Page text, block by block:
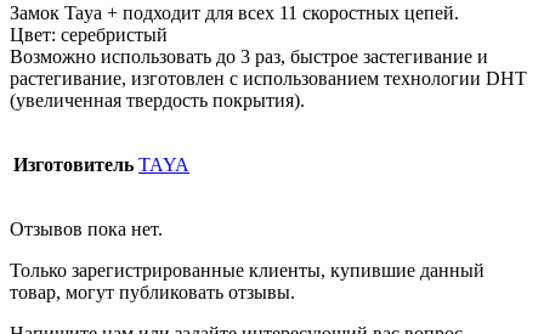
Замок Taya + подходит для всех 11 скоростных цепей.
Цвет: серебристый
Возможно использовать до 3 раз, быстрое застегивание и
растегивание, изготовлен с использованием технологии DHT
(увеличенная твердость покрытия).
Изготовитель TAYA
Отзывов пока нет.
Только зарегистрированные клиенты, купившие данный
товар, могут публиковать отзывы.